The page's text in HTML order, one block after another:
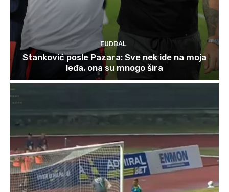
FUDBAL
Stanković posle Pazara: Sve nek ide na moja
leđa, ona su mnogo šira